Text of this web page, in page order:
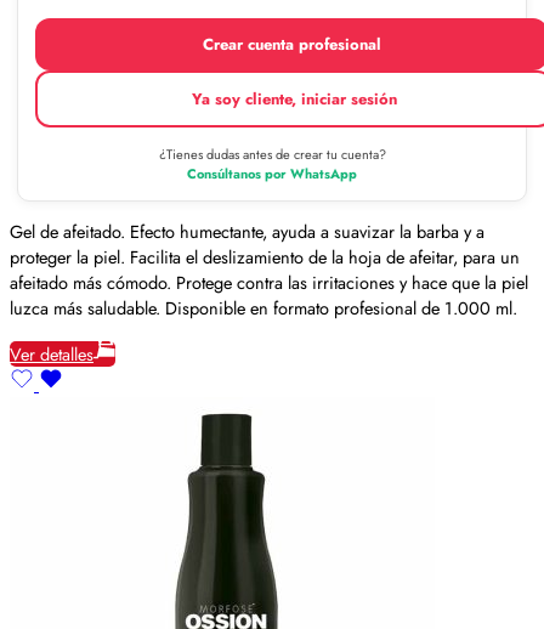
Crear cuenta profesional
Ya soy cliente, iniciar sesión
¿Tienes dudas antes de crear tu cuenta?
Consúltanos por WhatsApp
Gel de afeitado. Efecto humectante, ayuda a suavizar la barba y a
proteger la piel. Facilita el deslizamiento de la hoja de afeitar, para un
afeitado más cómodo. Protege contra las irritaciones y hace que la piel
luzca más saludable. Disponible en formato profesional de 1.000 ml.
Ver detalles